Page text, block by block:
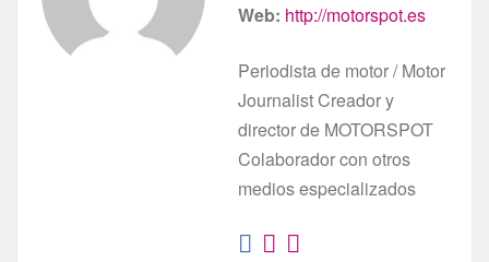
Web: http://motorspot.es
Periodista de motor / Motor
Journalist Creador y
director de MOTORSPOT
Colaborador con otros
medios especializados